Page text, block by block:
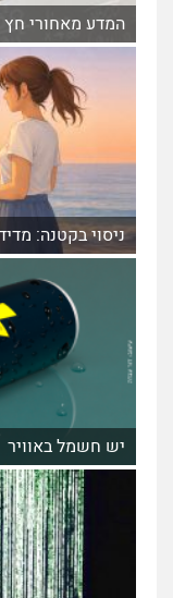
המדע מאחורי
ניסוי בקטנה:
יש חשמל באוויר